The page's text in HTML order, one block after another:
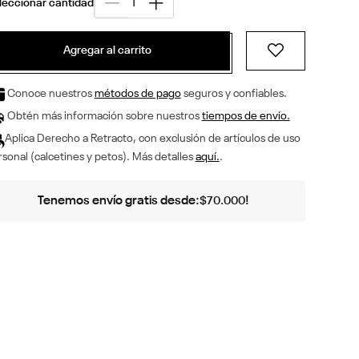
Agregar al carrito
Conoce nuestros métodos de pagoseguros y confiables.
Obtén más información sobre nuestros tiempos de envío.
Aplica Derecho a Retracto, con exclusión de artículos de uso
(calcetines y petos). Más detalles aquí..
Tenemos envío gratis desde:$70.000!